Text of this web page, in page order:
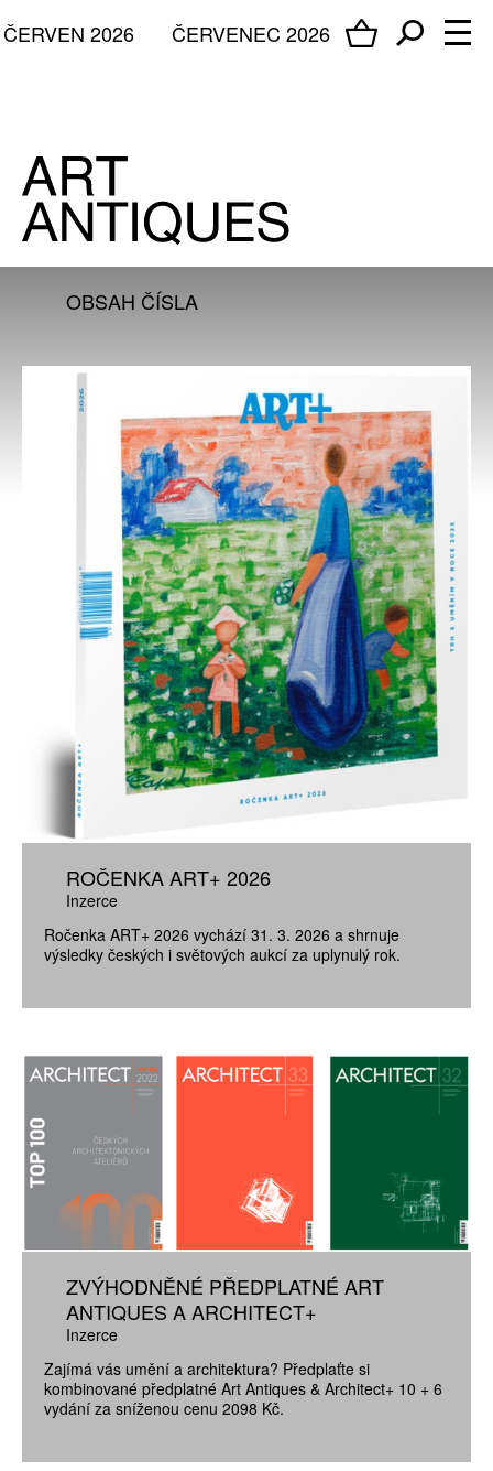
ČERVENEC 2026
ČERVEN 2026
OBSAH ČÍSLA
ROČENKA ART+ 2026
Inzerce
Ročenka ART+ 2026 vychází 31. 3. 2026 a shrnuje
výsledky českých i světových aukcí za uplynulý rok.
ZVÝHODNĚNÉ PŘEDPLATNÉ ART
ANTIQUES A ARCHITECT+
Inzerce
Zajímá vás umění a architektura? Předplaťte si
kombinované předplatné Art Antiques & Architect+ 10 + 6
vydání za sníženou cenu 2098 Kč.